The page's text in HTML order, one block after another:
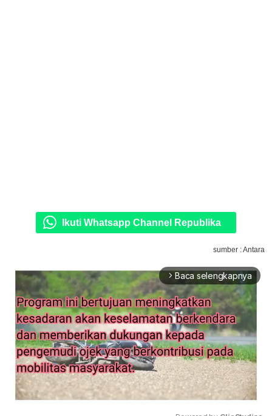
Ikuti Whatsapp Channel Republika
sumber : Antara
arrow_forward_ios Baca selengkapnya